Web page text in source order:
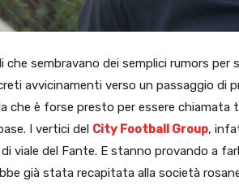
che sembravano dei semplici rumors
avvicinamenti verso un passaggio di
che è forse presto per essere
I vertici del City Football Group,
viale del Fante. E stanno provando a
già stata recapitata alla società